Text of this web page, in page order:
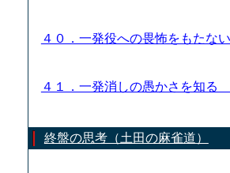
４０．一発役への畏怖をもたな
４１．一発消しの愚かさを知る
終盤の思考（土田の麻雀道）